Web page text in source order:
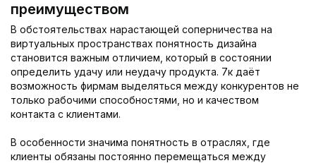
преимуществом
В обстоятельствах нарастающей соперничества на
виртуальных пространствах понятность дизайна
становится важным отличием, который в состоянии
определить удачу или неудачу продукта. 7к даёт
возможность фирмам выделяться между конкурентов не
только рабочими способностями, но и качеством
контакта с клиентами.
В особенности значима понятность в отраслях, где
клиенты обязаны постоянно перемещаться между